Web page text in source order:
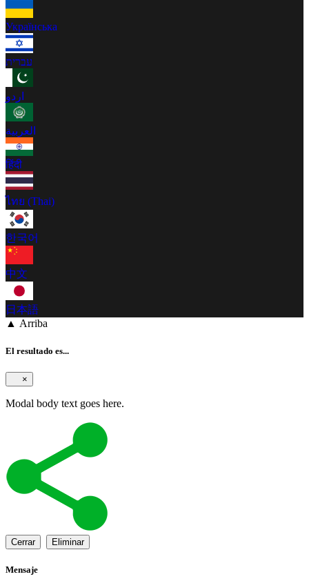
Українська
עברית
اردو
العربية
हिंदी
ไทย (Thai)
한국어
中文
日本語
▲ Arriba
El resultado es...
×
Modal body text goes here.
Cerrar Eliminar
Mensaje